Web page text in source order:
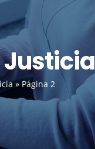
»Página 2